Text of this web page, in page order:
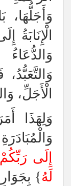
الْإِنَابَةُ
الْأَجَلِّ،
وَلِهَذَا
إِلَى رَبِّكُمْ
لَهُ}